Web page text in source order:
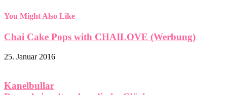
You Might Also Like
Chai Cake Pops with CHAILOVE (Werbung)
25. Januar 2016
Kanelbullar